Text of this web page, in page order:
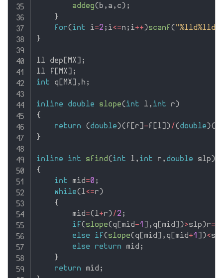
addeg(b , a , c) ;
}
for(int i=2 ; i<=n ; i++)scanf ( "%lld%lld"
}
ll dep [MX] ;
ll f [MX] ;
int q [MX] , h ;
inline double slope(int l , int r)
{
return
(double)( f [r] - f [l] ) / (double)(
}
inline int sfind(int l , int r , double slp)
{
int mid=0 ;
while(l<=r)
{
        mid
=(l+r) / 2 ;
if (slope(q [mid-1 ] , q [mid] )>slp)r=
else
if (slope(q [mid] , q [mid+1 ] )<
else
return mid ;
}
return mid ;